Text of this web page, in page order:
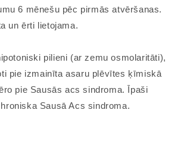
6 mēnešu pēc pirmās atvēršanas.
un ērti lietojama.
pilieni (ar zemu osmolaritāti),
pie izmainīta asaru plēvītes ķīmiskā
pie Sausās acs sindroma. Īpaši
Sausā Acs sindroma.